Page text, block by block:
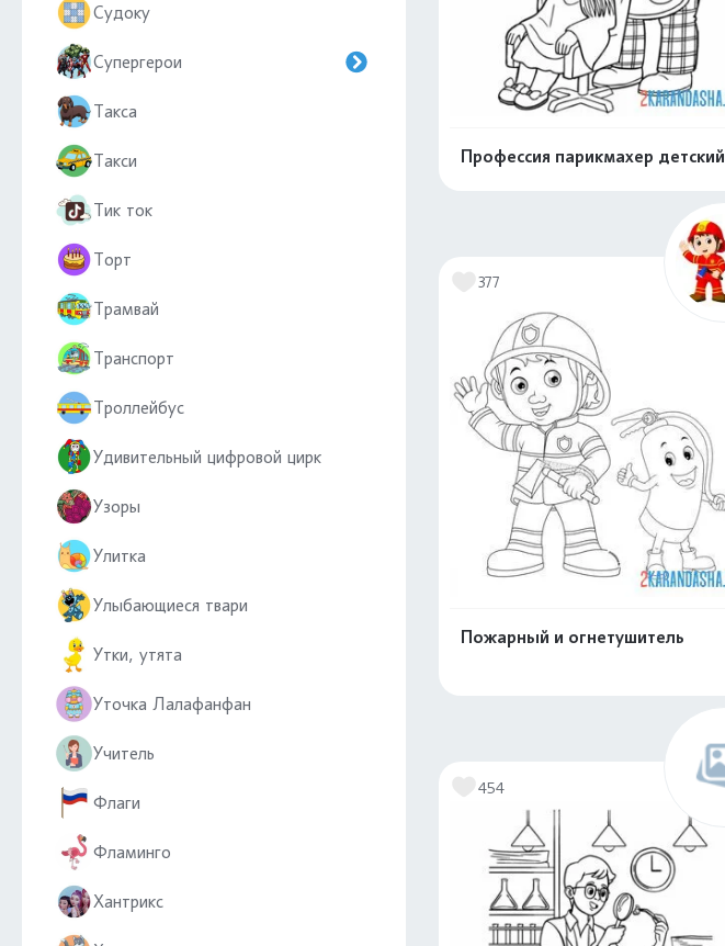
Судоку
Супергерои
Такса
Такси
Тик ток
Торт
Трамвай
Транспорт
Троллейбус
Удивительный цифровой цирк
Узоры
Улитка
Улыбающиеся твари
Утки, утята
Уточка Лалафанфан
Учитель
Флаги
Фламинго
Хантрикс
Профессия парикмахер детский
Распечатать и скачать
377
Пожарный и огнетушитель
454